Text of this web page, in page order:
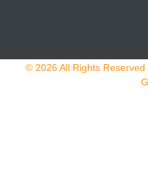
© 2026 All Rights